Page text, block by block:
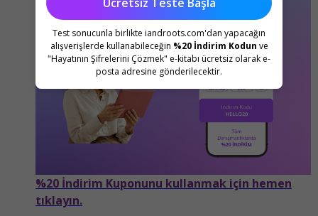
Test sonucunla birlikte iandroots.com'dan yapacağın
alışverişlerde kullanabileceğin %20 İndirim Kodun ve
"Hayatının Şifrelerini Çözmek" e-kitabı ücretsiz olarak e-
posta adresine gönderilecektir.
%20 İndirim Kuponunu kullanmak için hemen
tıklayın.